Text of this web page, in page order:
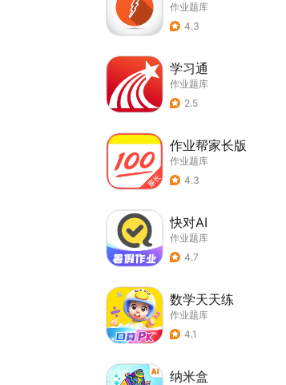
作业题库
4.3
学习通
作业题库
2.5
作业帮家长版
作业题库
4.3
快对AI
作业题库
4.7
数学天天练
作业题库
4.1
纳米盒